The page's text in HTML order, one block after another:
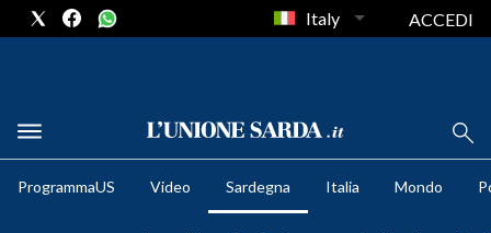
METEO
Italy ACCEDI
ProgrammaUS Video Sardegna Italia Mondo